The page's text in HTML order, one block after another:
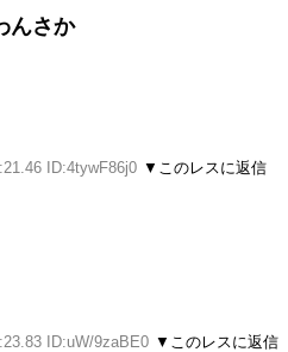
んさか
ID:4tywF86j0 ▼このレスに返信
ID:uW/9zaBE0 ▼このレスに返信